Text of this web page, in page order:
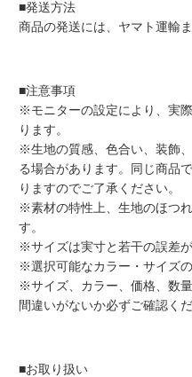
■発送方法
商品の発送には、ヤマト運輸
■注意事項
※モニターの設定により、実
ります。
※生地の質感、色合い、装飾
る場合があります。同じ商品
りますのでご了承ください。
※素材の特性上、生地のほつ
す。
※サイズは実寸と若干の誤差
※選択可能なカラー・サイズ
※サイズ、カラー、価格、数
間違いがないか必ずご確認くだ
■お取り扱い